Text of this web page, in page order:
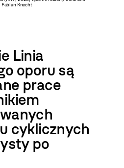
Knecht
Linia
oporu są
prace
cyklicznych
po